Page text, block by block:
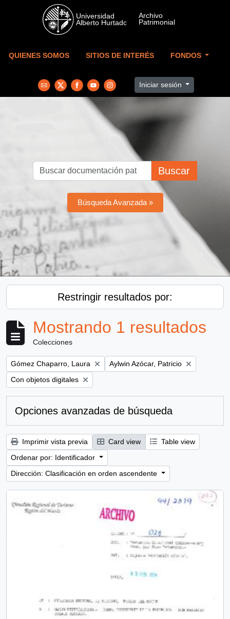
Skip to main content
QUIENES SOMOS SITIOS DE INTERÉS FONDOS
Iniciar sesión
Buscar
Búsqueda Avanzada »
Restringir resultados por:
Mostrando 1 resultados
Colecciones
Remove filter:
Gómez Chaparro, Laura Remove filter:
Aylwin Azócar, Patricio
Remove filter:
Con objetos digitales
Opciones avanzadas de búsqueda
Imprimir vista previa Card view
Table view
Ordenar por: Identificador
Dirección: Clasificación en orden ascendente